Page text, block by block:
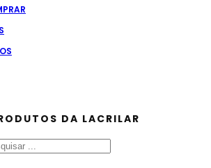
DA LACRILAR